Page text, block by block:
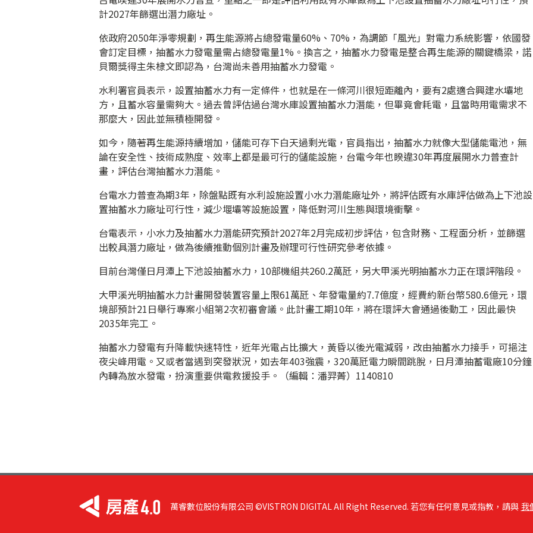
計2027年篩選出潛力廠址。
依政府2050年淨零規劃，再生能源將占總發電量60%、70%，為調節「風光」對電力系統影響，依國發
會訂定目標，抽蓄水力發電量需占總發電量1%。換言之，抽蓄水力發電是整合再生能源的關鍵橋梁，諾
貝爾獎得主朱棣文即認為，台灣尚未善用抽蓄水力發電。
水利署官員表示，設置抽蓄水力有一定條件，也就是在一條河川很短距離內，要有2處適合興建水壩地
方，且蓄水容量需夠大。過去曾評估過台灣水庫設置抽蓄水力潛能，但畢竟會耗電，且當時用電需求不
那麼大，因此並無積極開發。
如今，隨著再生能源持續增加，儲能可存下白天過剩光電，官員指出，抽蓄水力就像大型儲能電池，無
論在安全性、技術成熟度、效率上都是最可行的儲能設施，台電今年也睽違30年再度展開水力普查計
畫，評估台灣抽蓄水力潛能。
台電水力普查為期3年，除盤點既有水利設施設置小水力潛能廠址外，將評估既有水庫評估做為上下池設
置抽蓄水力廠址可行性，減少堰壩等設施設置，降低對河川生態與環境衝擊。
台電表示，小水力及抽蓄水力潛能研究預計2027年2月完成初步評估，包含財務、工程面分析，並篩選
出較具潛力廠址，做為後續推動個別計畫及辦理可行性研究參考依據。
目前台灣僅日月潭上下池設抽蓄水力，10部機組共260.2萬瓩，另大甲溪光明抽蓄水力正在環評階段。
大甲溪光明抽蓄水力計畫開發裝置容量上限61萬瓩、年發電量約7.7億度，經費約新台幣580.6億元，環
境部預計21日舉行專案小組第2次初審會議。此計畫工期10年，將在環評大會通過後動工，因此最快
2035年完工。
抽蓄水力發電有升降載快速特性，近年光電占比擴大，黃昏以後光電減弱，改由抽蓄水力接手，可挹注
夜尖峰用電。又或者當遇到突發狀況，如去年403強震，320萬瓩電力瞬間跳脫，日月潭抽蓄電廠10分鐘
內轉為放水發電，扮演重要供電救援投手。（編輯：潘羿菁）1140810
萬睿數位股份有限公司 ©VISTRON DIGITAL All Right Reserved. 若您有任何意見或指教，請與 我